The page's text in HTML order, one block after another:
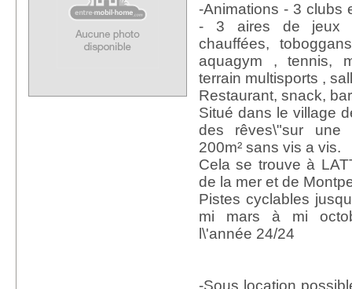
-Animations - 3 clubs
- 3 aires de jeux
chauffées,
aquagym , tennis,
terrain multisports ,
Restaurant, snack,
Situé dans le village
des rêves\"sur une
200m² sans vis a vis.
Cela se trouve à
de la mer et de
Pistes cyclables
mi mars à mi
l\'année 24/24
-Sous location